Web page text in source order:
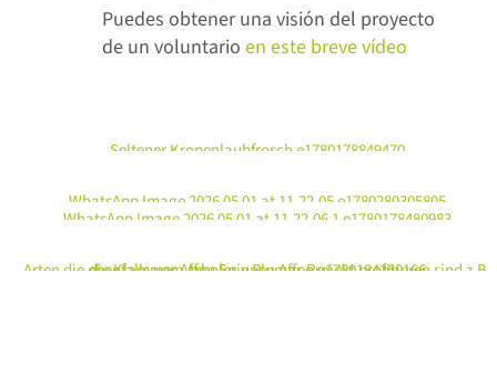
Puedes obtener una visión del proyecto
de un voluntario en este breve vídeo